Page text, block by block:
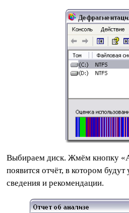
Выбираем диск. Жмём кнопку
появится отчёт, в котором
сведения и рекомендации.